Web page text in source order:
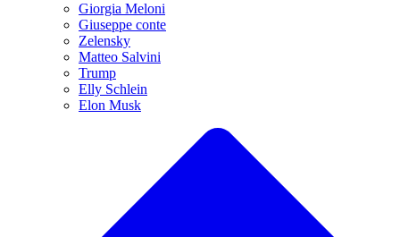
Giorgia Meloni
Giuseppe conte
Zelensky
Matteo Salvini
Trump
Elly Schlein
Elon Musk